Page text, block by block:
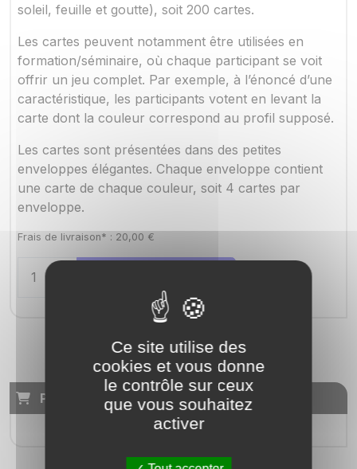
soleil, feuille et goutte), soit 200 cartes.
Les cartes peuvent notamment être utilisées en
formation/séminaire, où chaque participant se voit
offrir un jeu complet. Par exemple, à l’énoncé d’une
caractéristique, les participants votent en levant la
carte dont la couleur correspond au profil supposé.
Les cartes sont présentées dans des petites
enveloppes élégantes. Chaque enveloppe contient
une carte de chaque couleur, soit 4 cartes par
enveloppe.
Frais de livraison* : 20,00 €
Panier
Votre panier est vide !
Ce site utilise des
cookies et vous donne
le contrôle sur ceux
que vous souhaitez
activer